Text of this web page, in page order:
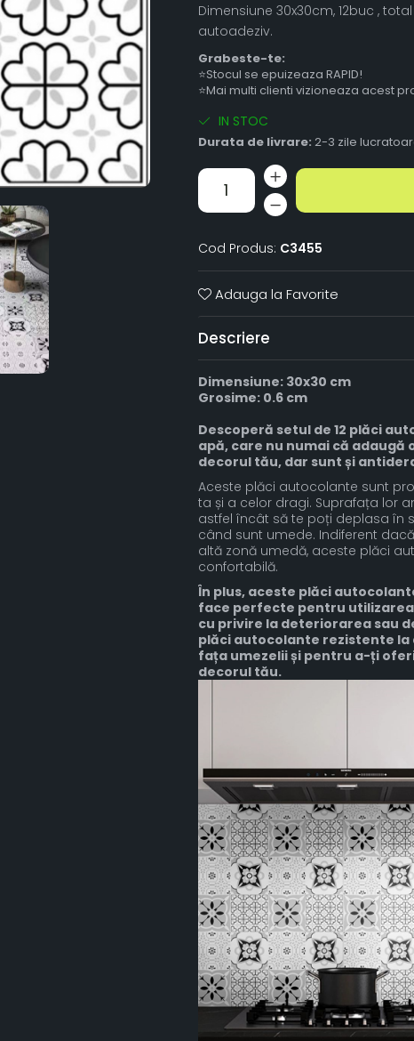
Dimensiune 30x30cm, 12buc ,
autoadeziv.
Grabeste-te:
⭐Stocul se epuizeaza RAPID!
⭐Mai multi clienti vizioneaza acest
IN STOC
Durata de livrare: 2-3 zile
Cod Produs: C3455
Adauga la Favorite
Descriere
Dimensiune: 30x30 cm
Grosime: 0.6 cm
Descoperă setul de 12 plăci
apă, care nu numai că
decorul tău, dar sunt și
Aceste plăci autocolante sunt
ta și a celor dragi. Suprafața lor
astfel încât să te poți deplasa în
când sunt umede. Indiferent
altă zonă umedă, aceste plăci
confortabilă.
În plus, aceste plăci
face perfecte pentru
cu privire la deteriorarea sau
plăci autocolante rezistente
fața umezelii și pentru a-ți
decorul tău.